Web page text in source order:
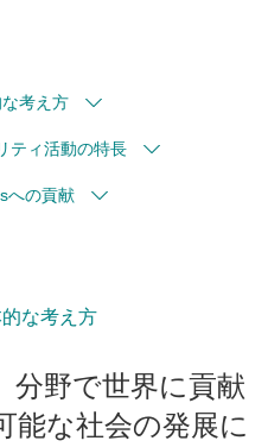
考え方
ティ活動の特長
への貢献
な考え方
分野で世界に貢献
能な社会の発展に